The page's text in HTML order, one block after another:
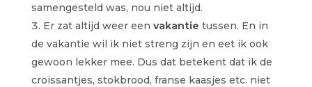
samengesteld was, nou niet altijd.
Er zat altijd weer een vakantie tussen. En in
de vakantie wil ik niet streng zijn en eet ik ook
gewoon lekker mee. Dus dat betekent dat ik de
croissantjes, stokbrood, franse kaasjes etc. niet